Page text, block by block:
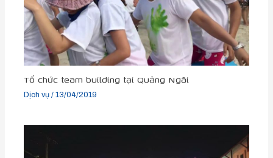
Tổ chức team building tại Quảng Ngãi
Dịch vụ /13/04/2019